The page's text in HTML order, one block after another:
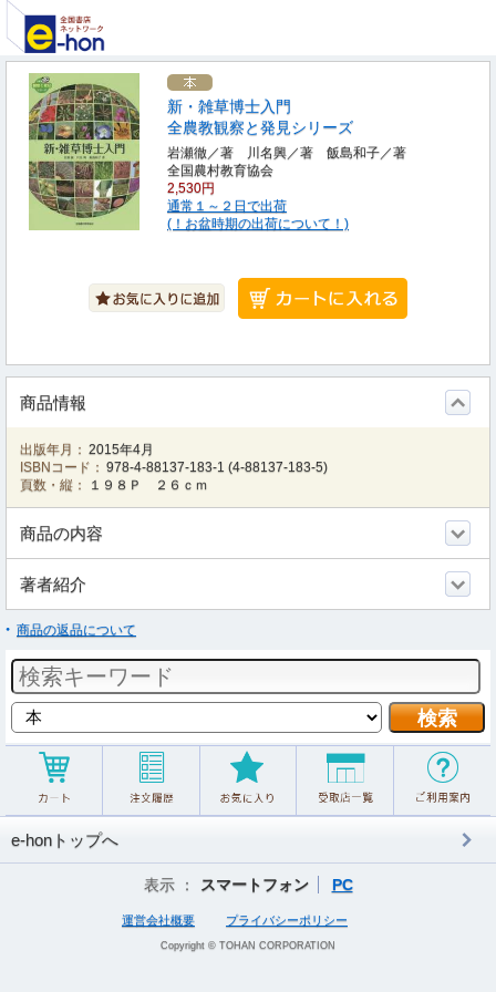
新・雑草博士入門
全農教観察と発見シリーズ
岩瀬徹／著 川名興／著 飯島和子／著
全国農村教育協会
2,530円
通常１～２日で出荷
(！お盆時期の出荷について！)
商品情報
出版年月： 2015年4月
ISBNコード： 978-4-88137-183-1 (4-88137-183-5)
頁数・縦：
１９８Ｐ ２６ｃｍ
商品の内容
著者紹介
商品の返品について
e-honトップへ
表示 ： スマートフォン PC
運営会社概要 プライバシーポリシー
Copyright © TOHAN CORPORATION